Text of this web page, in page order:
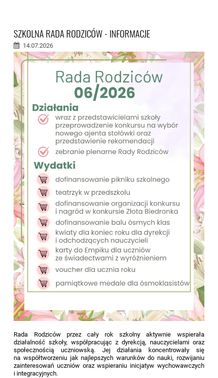
SZKOLNA RADA RODZICÓW - INFORMACJE
14.07.2026
Rada Rodziców przez cały rok szkolny aktywnie wspierała
działalność szkoły, współpracując z dyrekcją, nauczycielami oraz
społecznością uczniowską. Jej działania koncentrowały się
na współtworzeniu jak najlepszych warunków do nauki, rozwijaniu
zainteresowań uczniów oraz wspieraniu inicjatyw wychowawczych
i integracyjnych.